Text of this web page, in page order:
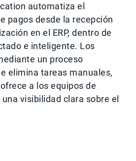
automatiza el
pagos desde la recepción
en el ERP, dentro de
e inteligente. Los
un proceso
elimina tareas manuales,
a los equipos de
visibilidad clara sobre el